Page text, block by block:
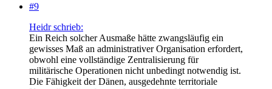
#9
Heidr schrieb:
Ein Reich solcher Ausmaße hätte zwangsläufig ein
gewisses Maß an administrativer Organisation erfordert,
obwohl eine vollständige Zentralisierung für
militärische Operationen nicht unbedingt notwendig ist.
Die Fähigkeit der Dänen, ausgedehnte territoriale